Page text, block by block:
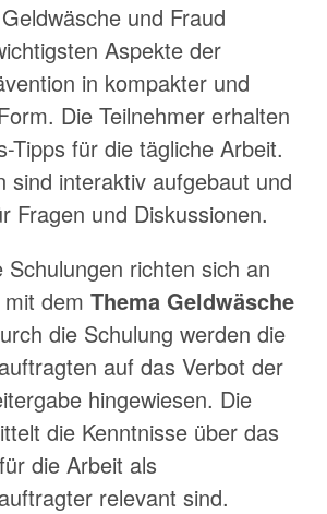
und Fraud
Aspekte der
in kompakter und
Die Teilnehmer erhalten
Tipps für die tägliche Arbeit.
sind interaktiv aufgebaut und
Fragen und Diskussionen.
Schulungen richten sich an
dem Thema Geldwäsche
die Schulung werden die
auf das Verbot der
hingewiesen. Die
die Kenntnisse über das
die Arbeit als
relevant sind.